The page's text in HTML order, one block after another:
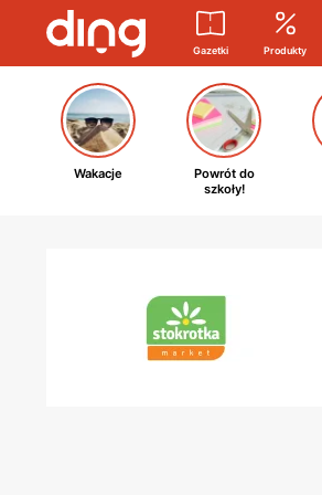
Gazetki Produkty
Wakacje
Powrót do
szkoły!